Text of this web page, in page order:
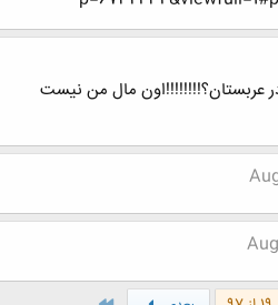
عربستان؟!!!!!!!!اون مال من نیست